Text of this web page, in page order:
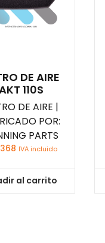
DE AIRE
110S
DE AIRE |
POR:
PARTS
IVA incluido
al carrito